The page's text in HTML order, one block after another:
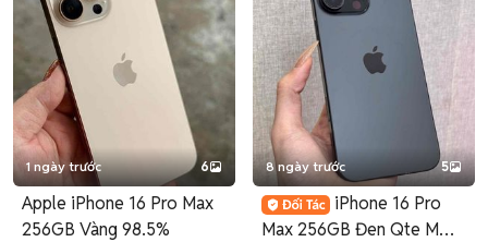
1 ngày trước 6
Apple iPhone 16 Pro Max
256GB Vàng 98.5%
8 ngày trước 5
iPhone 16 Pro
Max 256GB Đen Qte Mỹ